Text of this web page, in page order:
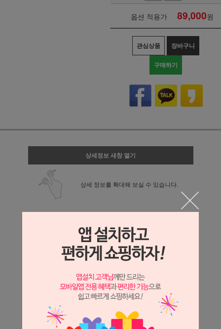
옵션 적용가 89,000원
관심상품 장바구니
구매하기
상세정보 새창 열기
상세 정보를 확대해 보실 수 있습니다.